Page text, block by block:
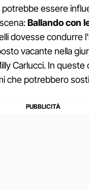
essere
Ballando con
dovesse condurre
vacante nella
Carlucci. In
che potrebbero